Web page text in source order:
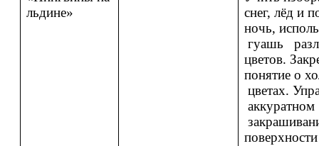
льдине»
снег, лёд и
ночь,
гуашь
цветов.
понятие о
цветах.
аккуратном